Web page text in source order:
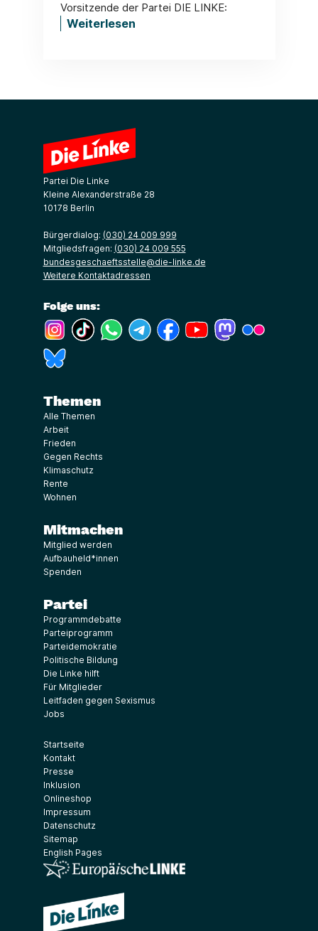
Vorsitzende der Partei DIE LINKE:
Weiterlesen
Partei Die Linke
Kleine Alexanderstraße 28
10178 Berlin
Bürgerdialog: (030) 24 009 999
Mitgliedsfragen: (030) 24 009 555
bundesgeschaeftsstelle@die-linke.de
Weitere Kontaktadressen
Folge uns:
(Link öffnet ein neues Fenster)
(Link öffnet ein neues Fenster)
(Link öffnet ein neues Fenster)
(Link öffnet ein neues Fenster)
(Link öffnet ein neues Fenster)
(Link öffnet ein neues
(Link öffnet ein
Themen
Alle Themen
Arbeit
Frieden
Gegen Rechts
Klimaschutz
Rente
Wohnen
Mitmachen
Mitglied werden
Aufbauheld*innen
Spenden
Partei
Programmdebatte
Parteiprogramm
Parteidemokratie
Politische Bildung
Die Linke hilft
Für Mitglieder
Leitfaden gegen Sexismus
Jobs
Startseite
Kontakt
Presse
Inklusion
Onlineshop
Impressum
Datenschutz
Sitemap
English Pages
(Link öffnet ein neues Fenster)